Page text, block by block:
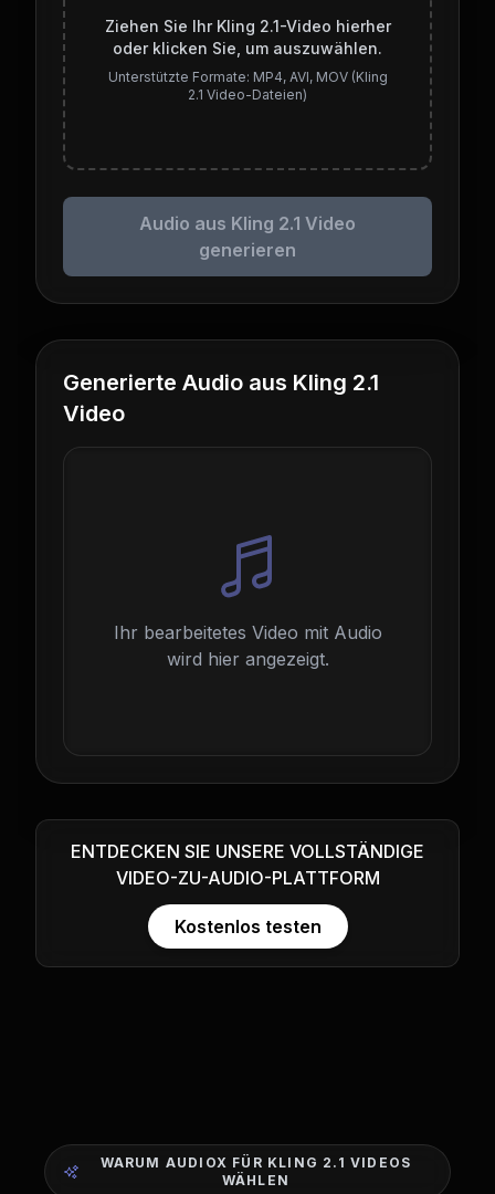
Ziehen Sie Ihr Kling 2.1-Video hierher
oder klicken Sie, um auszuwählen.
Unterstützte Formate: MP4, AVI, MOV (Kling
2.1 Video-Dateien)
Audio aus Kling 2.1 Video
generieren
Generierte Audio aus Kling 2.1
Video
Ihr bearbeitetes Video mit Audio
wird hier angezeigt.
ENTDECKEN SIE UNSERE VOLLSTÄNDIGE
VIDEO-ZU-AUDIO-PLATTFORM
Kostenlos testen
WARUM AUDIOX FÜR KLING 2.1 VIDEOS
WÄHLEN